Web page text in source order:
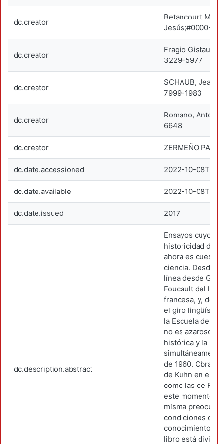
dc.creator
Betancourt
Jesús;#0000-
dc.creator
Fragio Gistau,
3229-5977
dc.creator
SCHAUB,
7999-1983
dc.creator
Romano,
6648
dc.creator ZERMEÑO
dc.date.accessioned 2022-10-
dc.date.available 2022-10-
dc.date.issued 2017
dc.description.abstract
Ensayos cuyo
historicidad de
ahora es
ciencia. Desde
línea desde
Foucault del
francesa, y,
el giro
la Escuela de
no es azaroso
histórica y la
de 1960.
de Kuhn en el
como las de
este
misma
condiciones
conocimiento
libro está